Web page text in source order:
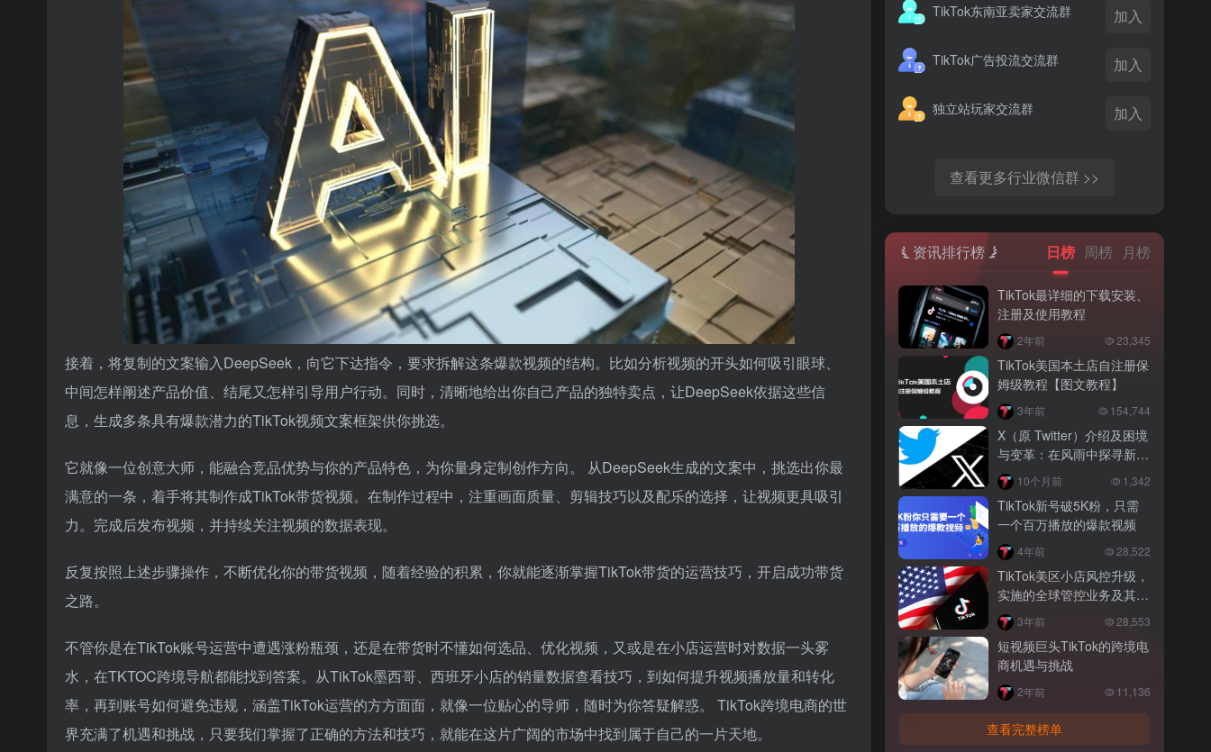
接着，将复制的文案输入DeepSeek，向它下达指令，要求拆解这条爆款视频的结构。比如分析视频的开头如何吸引眼球、
中间怎样阐述产品价值、结尾又怎样引导用户行动。同时，清晰地给出你自己产品的独特卖点，让DeepSeek依据这些信
息，生成多条具有爆款潜力的TikTok视频文案框架供你挑选。
它就像一位创意大师，能融合竞品优势与你的产品特色，为你量身定制创作方向。 从DeepSeek生成的文案中，挑选出你最
满意的一条，着手将其制作成TikTok带货视频。在制作过程中，注重画面质量、剪辑技巧以及配乐的选择，让视频更具吸引
力。完成后发布视频，并持续关注视频的数据表现。
反复按照上述步骤操作，不断优化你的带货视频，随着经验的积累，你就能逐渐掌握TikTok带货的运营技巧，开启成功带货
之路。
不管你是在TikTok账号运营中遭遇涨粉瓶颈，还是在带货时不懂如何选品、优化视频，又或是在小店运营时对数据一头雾
水，在TKTOC跨境导航都能找到答案。从TikTok墨西哥、西班牙小店的销量数据查看技巧，到如何提升视频播放量和转化
率，再到账号如何避免违规，涵盖TikTok运营的方方面面，就像一位贴心的导师，随时为你答疑解惑。 TikTok跨境电商的世
界充满了机遇和挑战，只要我们掌握了正确的方法和技巧，就能在这片广阔的市场中找到属于自己的一片天地。
TikTok东南亚卖家交流群 加入
TikTok广告投流交流群 加入
独立站玩家交流群 加入
查看更多行业微信群 >>
资讯排行榜 日榜 周榜 月榜
TikTok最详细的下载安装、
注册及使用教程
2年前 23,345
TikTok美国本土店自注册保
姆级教程【图文教程】
3年前 154,744
X（原 Twitter）介绍及困境
与变革：在风雨中探寻新出
路 10个月前 1,342
TikTok新号破5K粉，只需
一个百万播放的爆款视频
4年前 28,522
TikTok美区小店风控升级，
实施的全球管控业务及其要
求解读3年前 28,553
短视频巨头TikTok的跨境电
商机遇与挑战
2年前 11,136
查看完整榜单